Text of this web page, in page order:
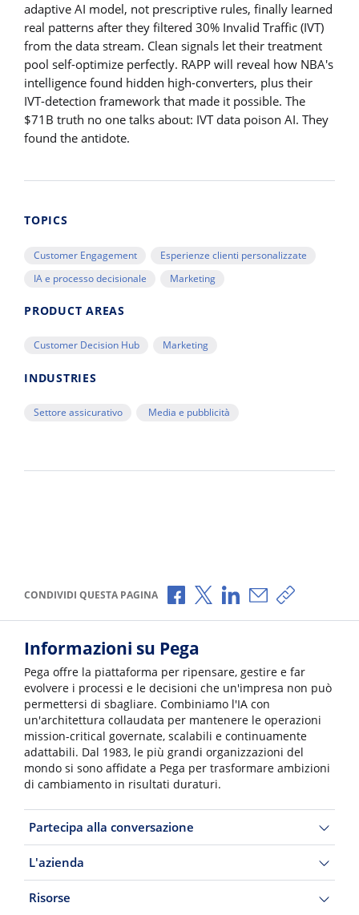
adaptive AI model, not prescriptive rules, finally learned
real patterns after they filtered 30% Invalid Traffic (IVT)
from the data stream. Clean signals let their treatment
pool self-optimize perfectly. RAPP will reveal how NBA's
intelligence found hidden high-converters, plus their
IVT-detection framework that made it possible. The
$71B truth no one talks about: IVT data poison AI. They
found the antidote.
TOPICS
Customer Engagement
Esperienze clienti personalizzate
IA e processo decisionale
Marketing
PRODUCT AREAS
Customer Decision Hub Marketing
INDUSTRIES
Settore assicurativo Media e pubblicità
CONDIVIDI QUESTA PAGINA Condividi via Facebook
Condividi via X
Condividi via
Condividi via e-
Copia link
Informazioni su Pega
Pega offre la piattaforma per ripensare, gestire e far
evolvere i processi e le decisioni che un'impresa non può
permettersi di sbagliare. Combiniamo l'IA con
un'architettura collaudata per mantenere le operazioni
mission-critical governate, scalabili e continuamente
adattabili. Dal 1983, le più grandi organizzazioni del
mondo si sono affidate a Pega per trasformare ambizioni
di cambiamento in risultati duraturi.
Partecipa alla conversazione
L'azienda
Risorse